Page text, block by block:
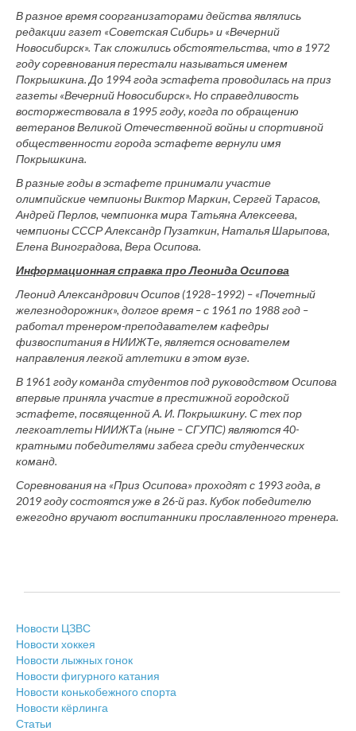
В разное время соорганизаторами действа являлись
редакции газет «Советская Сибирь» и «Вечерний
Новосибирск». Так сложились обстоятельства, что в 1972
году соревнования перестали называться именем
Покрышкина. До 1994 года эстафета проводилась на приз
газеты «Вечерний Новосибирск». Но справедливость
восторжествовала в 1995 году, когда по обращению
ветеранов Великой Отечественной войны и спортивной
общественности города эстафете вернули имя
Покрышкина.
В разные годы в эстафете принимали участие
олимпийские чемпионы Виктор Маркин, Сергей Тарасов,
Андрей Перлов, чемпионка мира Татьяна Алексеева,
чемпионы СССР Александр Пузаткин, Наталья Шарыпова,
Елена Виноградова, Вера Осипова.
Информационная справка про Леонида Осипова
Леонид Александрович Осипов (1928–1992) – «Почетный
железнодорожник», долгое время – с 1961 по 1988 год –
работал тренером-преподавателем кафедры
физвоспитания в НИИЖТе, является основателем
направления легкой атлетики в этом вузе.
В 1961 году команда студентов под руководством Осипова
впервые приняла участие в престижной городской
эстафете, посвященной А. И. Покрышкину. С тех пор
легкоатлеты НИИЖТа (ныне – СГУПС) являются 40-
кратными победителями забега среди студенческих
команд.
Соревнования на «Приз Осипова» проходят с 1993 года, в
2019 году состоятся уже в 26-й раз. Кубок победителю
ежегодно вручают воспитанники прославленного тренера.
Новости ЦЗВС
Новости хоккея
Новости лыжных гонок
Новости фигурного катания
Новости конькобежного спорта
Новости кёрлинга
Статьи